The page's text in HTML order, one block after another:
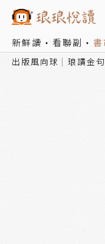
新鮮讀 看聯副 書
出版風向球 琅讀金句